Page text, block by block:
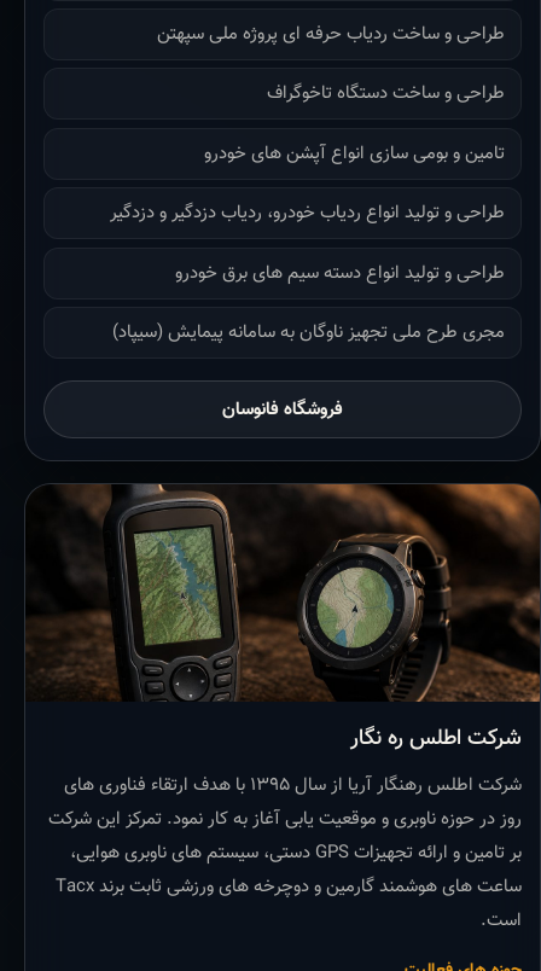
طراحی و ساخت ردیاب حرفه ای پروژه ملی سپهتن
طراحی و ساخت دستگاه تاخوگراف
تامین و بومی سازی انواع آپشن های خودرو
طراحی و تولید انواع ردیاب خودرو، ردیاب دزدگیر و دزدگیر
طراحی و تولید انواع دسته سیم های برق خودرو
مجری طرح ملی تجهیز ناوگان به سامانه پیمایش (سیپاد)
فروشگاه فانوسان
شرکت اطلس ره نگار
شرکت اطلس رهنگار آریا از سال ۱۳۹۵ با هدف ارتقاء فناوری های
روز در حوزه ناوبری و موقعیت یابی آغاز به کار نمود. تمرکز این شرکت
بر تامین و ارائه تجهیزات GPS دستی، سیستم های ناوبری هوایی،
ساعت های هوشمند گارمین و دوچرخه های ورزشی ثابت برند Tacx
است.